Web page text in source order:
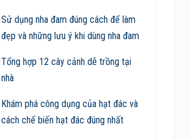
Sử dụng nha đam đúng cách để làm
đẹp và những lưu ý khi dùng nha đam
Tổng hợp 12 cây cảnh dễ trồng tại
nhà
Khám phá công dụng của hạt đác và
cách chế biến hạt đác đúng nhất